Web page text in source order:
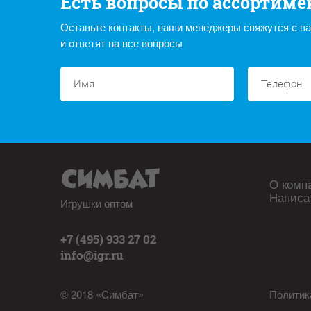
Оставьте контакты, наши менеджеры свяжутся с
и ответят на все вопросы
Игрушки оптом
+7 (495) 933 27 02
info@igr.ru
© 2018 «Симбат»
О